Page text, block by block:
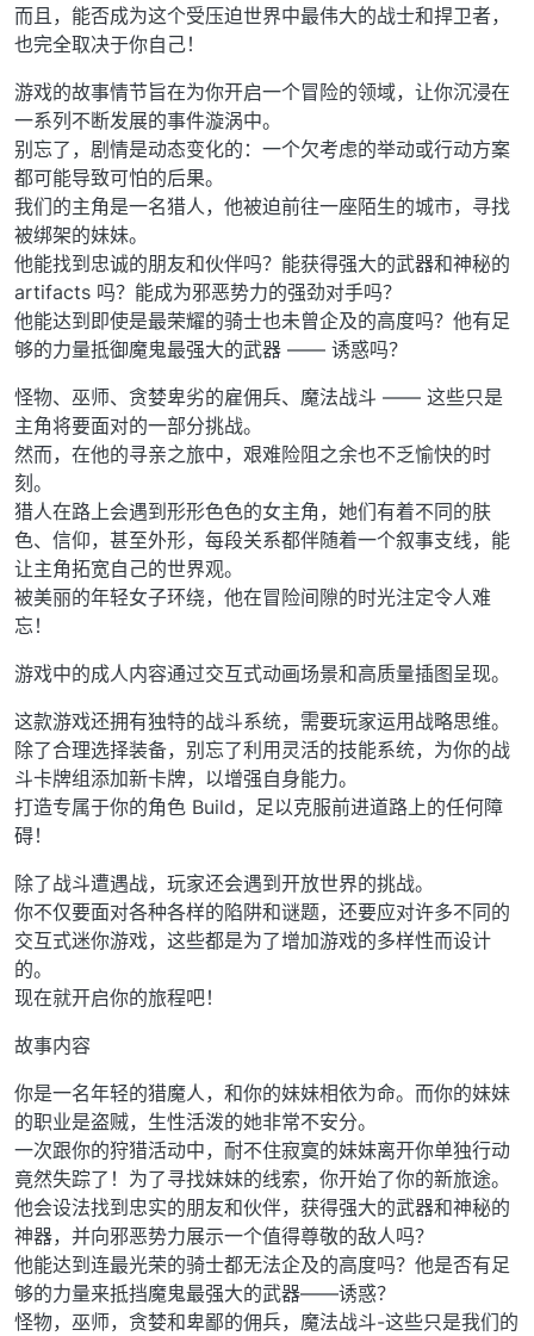
而且，能否成为这个受压迫世界中最伟大的战士和捍卫者，
也完全取决于你自己！
游戏的故事情节旨在为你开启一个冒险的领域，让你沉浸在
一系列不断发展的事件漩涡中。
别忘了，剧情是动态变化的：一个欠考虑的举动或行动方案
都可能导致可怕的后果。
我们的主角是一名猎人，他被迫前往一座陌生的城市，寻找
被绑架的妹妹。
他能找到忠诚的朋友和伙伴吗？能获得强大的武器和神秘的
artifacts 吗？能成为邪恶势力的强劲对手吗？
他能达到即使是最荣耀的骑士也未曾企及的高度吗？他有足
够的力量抵御魔鬼最强大的武器 —— 诱惑吗？
怪物、巫师、贪婪卑劣的雇佣兵、魔法战斗 —— 这些只是
主角将要面对的一部分挑战。
然而，在他的寻亲之旅中，艰难险阻之余也不乏愉快的时
刻。
猎人在路上会遇到形形色色的女主角，她们有着不同的肤
色、信仰，甚至外形，每段关系都伴随着一个叙事支线，能
让主角拓宽自己的世界观。
被美丽的年轻女子环绕，他在冒险间隙的时光注定令人难
忘！
游戏中的成人内容通过交互式动画场景和高质量插图呈现。
这款游戏还拥有独特的战斗系统，需要玩家运用战略思维。
除了合理选择装备，别忘了利用灵活的技能系统，为你的战
斗卡牌组添加新卡牌，以增强自身能力。
打造专属于你的角色 Build，足以克服前进道路上的任何障
碍！
除了战斗遭遇战，玩家还会遇到开放世界的挑战。
你不仅要面对各种各样的陷阱和谜题，还要应对许多不同的
交互式迷你游戏，这些都是为了增加游戏的多样性而设计
的。
现在就开启你的旅程吧！
故事内容
你是一名年轻的猎魔人，和你的妹妹相依为命。而你的妹妹
的职业是盗贼，生性活泼的她非常不安分。
一次跟你的狩猎活动中，耐不住寂寞的妹妹离开你单独行动
竟然失踪了！为了寻找妹妹的线索，你开始了你的新旅途。
他会设法找到忠实的朋友和伙伴，获得强大的武器和神秘的
神器，并向邪恶势力展示一个值得尊敬的敌人吗？
他能达到连最光荣的骑士都无法企及的高度吗？他是否有足
够的力量来抵挡魔鬼最强大的武器——诱惑？
怪物，巫师，贪婪和卑鄙的佣兵，魔法战斗-这些只是我们的